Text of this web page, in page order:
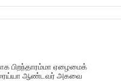
பிறந்தாரம்மா ஏழைமைக்
ஆண்டவர் அகவை